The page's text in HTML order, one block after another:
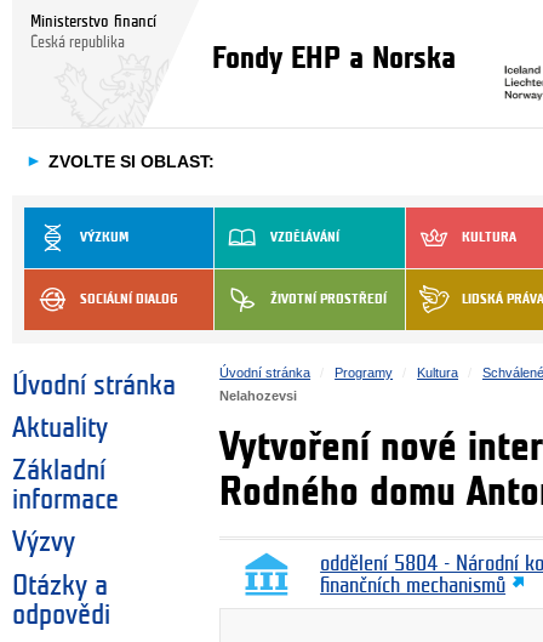
Ministerstvo financí
Česká republika
Fondy EHP a Norska
► ZVOLTE SI OBLAST:
VÝZKUM VZDĚLÁVÁNÍ KULTURA
SOCIÁLNÍ DIALOG ŽIVOTNÍ PROSTŘEDÍ LIDSKÁ PRÁVA
Úvodní stránka
Aktuality
Základní
informace
Výzvy
Otázky a
odpovědi
Úvodní stránka Programy Kultura
Nelahozevsi
Vytvoření nové
Rodného domu
oddělení 5804 - Národní
finančních mechanismů